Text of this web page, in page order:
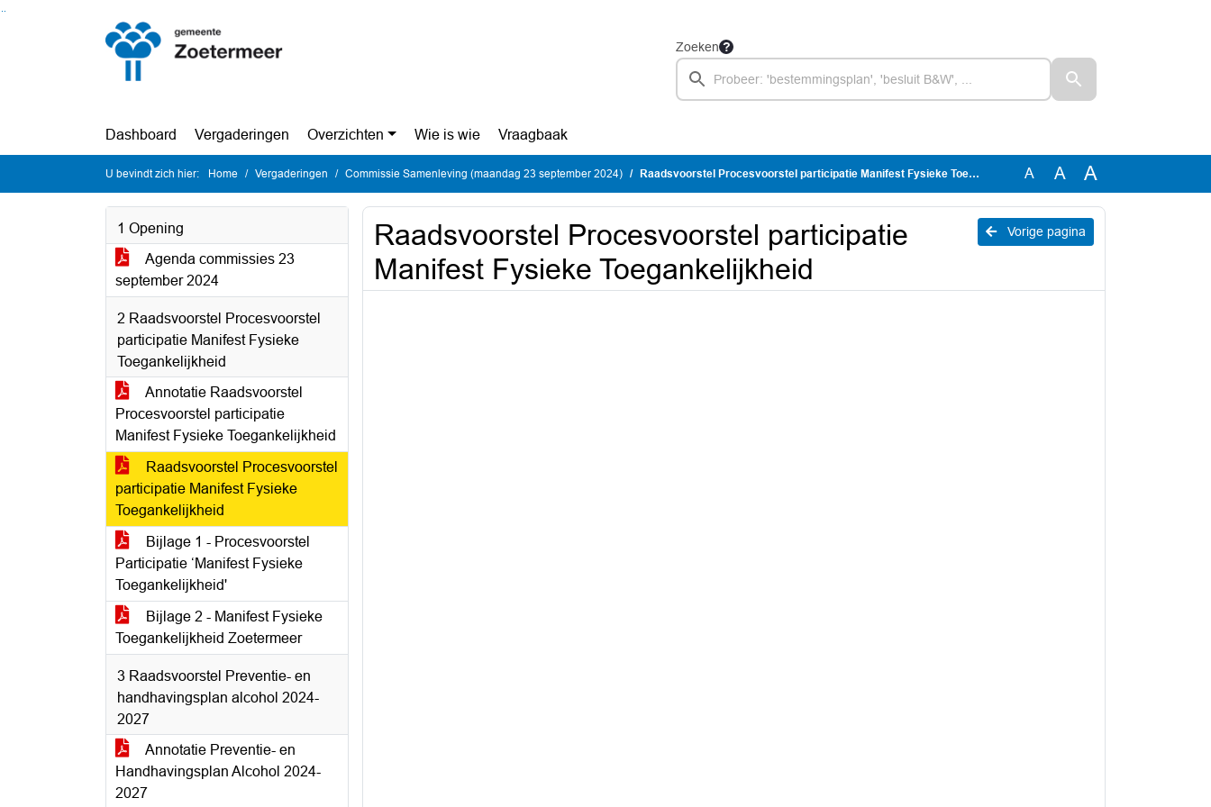
Ga naar de inhoud van deze pagina
Ga naar het zoeken
Ga naar het menu
Zoeken
Dashboard Vergaderingen Overzichten Wie is wie Vraagbaak
U bevindt zich hier: Home Vergaderingen Commissie Samenleving (maandag 23 september 2024) Raadsvoorstel Procesvoorstel participatie Manifest Fysieke Toegankelijkheid A A A
1 Opening
Agenda commissies 23
september 2024
2 Raadsvoorstel Procesvoorstel
participatie Manifest Fysieke
Toegankelijkheid
Annotatie Raadsvoorstel
Procesvoorstel participatie
Manifest Fysieke Toegankelijkheid
Raadsvoorstel Procesvoorstel
participatie Manifest Fysieke
Toegankelijkheid
Bijlage 1 - Procesvoorstel
Participatie ‘Manifest Fysieke
Toegankelijkheid'
Bijlage 2 - Manifest Fysieke
Toegankelijkheid Zoetermeer
3 Raadsvoorstel Preventie- en
handhavingsplan alcohol 2024-
2027
Annotatie Preventie- en
Handhavingsplan Alcohol 2024-
2027
Vorige pagina
Raadsvoorstel Procesvoorstel participatie
Manifest Fysieke Toegankelijkheid